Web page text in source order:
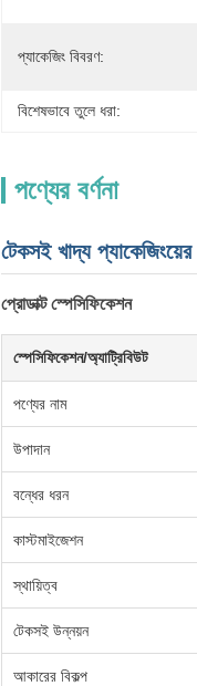
প্যাকেজিং বিবরণ:
বিশেষভাবে তুলে ধরা:
পণ্যের বর্ণনা
টেকসই খাদ্য
প্রোডাক্ট স্পেসিফিকেশন
স্পেসিফিকেশন/অ্যাট্রিবিউট
পণ্যের নাম
উপাদান
বন্ধের ধরন
কাস্টমাইজেশন
স্থায়িত্ব
টেকসই উন্নয়ন
আকারের বিকল্প